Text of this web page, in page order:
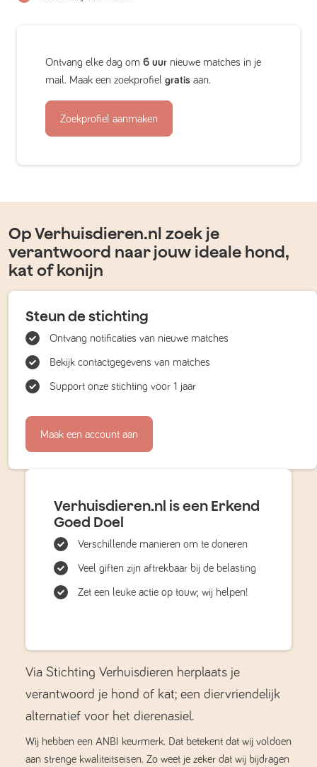
Ontvang elke dag om 6 uur nieuwe matches in je
mail. Maak een zoekprofiel gratis aan.
Zoekprofiel aanmaken
Op Verhuisdieren.nl zoek je
verantwoord naar jouw ideale hond,
kat of konijn
Steun de stichting
Ontvang notificaties van nieuwe matches
Bekijk contactgegevens van matches
Support onze stichting voor 1 jaar
Maak een account aan
Verhuisdieren.nl is een Erkend
Goed Doel
Verschillende manieren om te doneren
Veel giften zijn aftrekbaar bij de belasting
Zet een leuke actie op touw; wij helpen!
Via Stichting Verhuisdieren herplaats je
verantwoord je hond of kat; een diervriendelijk
alternatief voor het dierenasiel.
Wij hebben een ANBI keurmerk. Dat betekent dat wij voldoen
aan strenge kwaliteitseisen. Zo weet je zeker dat wij bijdragen